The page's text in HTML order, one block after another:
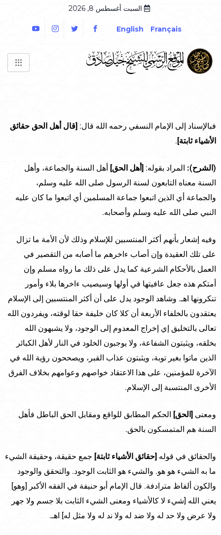
السبت أغسطس 8, 2026
Français
English
فبالإسناد إلى الإمام النسفي رحمه الله قال: [قال أهل الحق حقائق
الأشياء ثابتة] .
(الشرح): المراد بقوله: [أهل الحق] أهل السنة والجماعة، وأهل
السنة معناه التابعون لسنة الرسول صلى الله عليه وسلم،
والجماعة أي الذين اتبعوا جماعة المسلمين أي اتبعوا ما كان عليه
النبي صلى الله عليه وسلم وأصحابه.
وفيه إشعار بأنهم أكثر المنتسبين للإسلام وذلك لأن الأمة ما تزال
على تلك العقيدة وإن أصاب ءاخرهم ما أصابه من التقصير في
العمل بالأحكام الشرعية كما يدل على ذلك ما رواه مسلم وإن
أمتكم هذه جعل عافيتها في أولها وسيصيب ءاخرها بلاء وأمور
تنكرونها اهـ. وشاهد الوجود يدل على أن أكثر المنتسبين إلى الإسلام
يعتقدون بالخلفاء الأربعة أن كلا كان خليفة حقا لوقته، ويفردون الله
تعالى بالتخليق إي إخراج المعدوم إلى الوجود، ولا يشبهون الله
بخلقه، ويثبتون الشفاعة، ولا يوجبون الخلود في النار لأهل الكبائر
الذين ماتوا بغير توبة، ويثبتون عذاب القبر، ويصححون رؤية الله في
الآخرة للمؤمنين، على هذا الاعتقاد خواصهم وعوامهم بخلاف الفرق
الأخرى المنتسبة إلى الإسلام.
ومعنى [الحق] الحكم المطابق للواقع ومقابل الحق الباطل فأهل
السنة هم المتمسكون بالحق.
والحقائق في قوله [حقائق الأشياء ثابتة] جمع حقيقة، وحقيقة الشيء
ما به الشيء هو هو. والشيء هو الثابت الوجود. والتحقق والوجود
والكون ألفاظ مترادفة. قال الإمام أبو حنيفة في الفقه الأكبر [وهو]
يعني الله [شيء لا كالأشياء ومعنى الشيء الثابت بلا جسم ولا جهر
ولا عرض ولا حد له ولا ضد له ولا ند له ولا مثل له] اهـ.